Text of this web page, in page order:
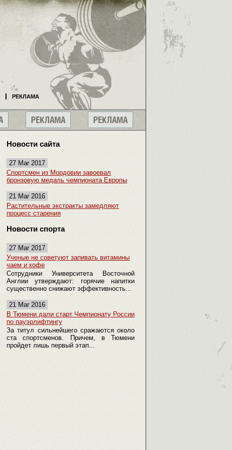
Новости сайта
27 Mar 2017
Спортсмен из Мордовии завоевал
бронзовую медаль чемпионата Европы
21 Mar 2016
Растительные экстракты замедляют
процесс старения
Новости спорта
27 Mar 2017
Ученые не советуют запивать витамины
чаем и кофе
Сотрудники Университета Восточной
Англии утверждают: горячие напитки
существенно снижают эффективность...
21 Mar 2016
В Тюмени дали старт Чемпионату России
по пауэрлифтингу
За титул сильнейшего сражаются около
ста спортсменов. Причем, в Тюмени
пройдет лишь первый этап...
РЕКЛАМА